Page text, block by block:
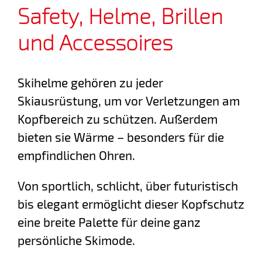
Safety, Helme, Brillen
und Accessoires
Skihelme gehören zu jeder
Skiausrüstung, um vor Verletzungen am
Kopfbereich zu schützen. Außerdem
bieten sie Wärme – besonders für die
empfindlichen Ohren.
Von sportlich, schlicht, über futuristisch
bis elegant ermöglicht dieser Kopfschutz
eine breite Palette für deine ganz
persönliche Skimode.